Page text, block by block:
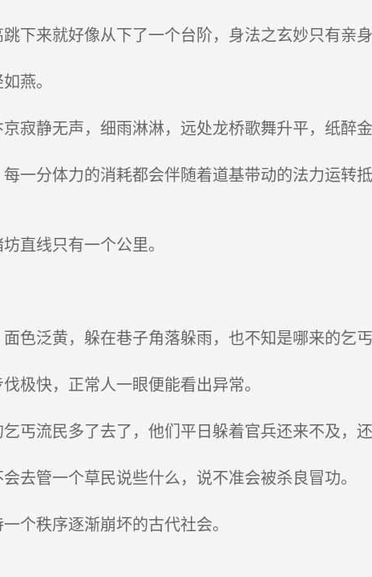
来就好像从下了一个台阶，身法之玄妙只有亲身
燕。
静无声，细雨淋淋，远处龙桥歌舞升平，纸醉金
一分体力的消耗都会伴随着道基带动的法力运转
直线只有一个公里。
泛黄，躲在巷子角落躲雨，也不知是哪来的乞丐
极快，正常人一眼便能看出异常。
丐流民多了去了，他们平日躲着官兵还来不及，还
管一个草民说些什么，说不准会被杀良冒功。
个秩序逐渐崩坏的古代社会。